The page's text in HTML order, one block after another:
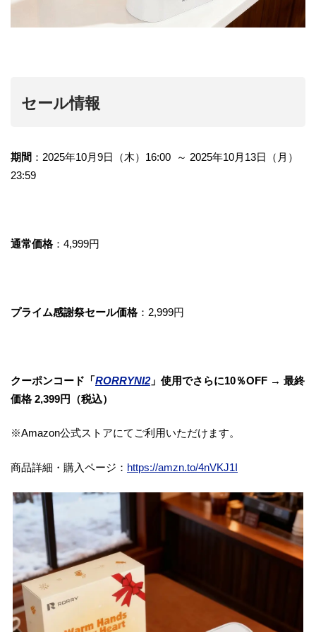
セール情報
期間 ：2025年10月9日（木）16:00 ～ 2025年10月13日（月）
23:59
通常価格：4,999円
プライム感謝祭セール価格：2,999円
クーポンコード「RORRYNI2」使用でさらに10％OFF → 最終
価格 2,399円（税込）
※Amazon公式ストアにてご利用いただけます。
商品詳細・購入ページ： https://amzn.to/4nVKJ1I